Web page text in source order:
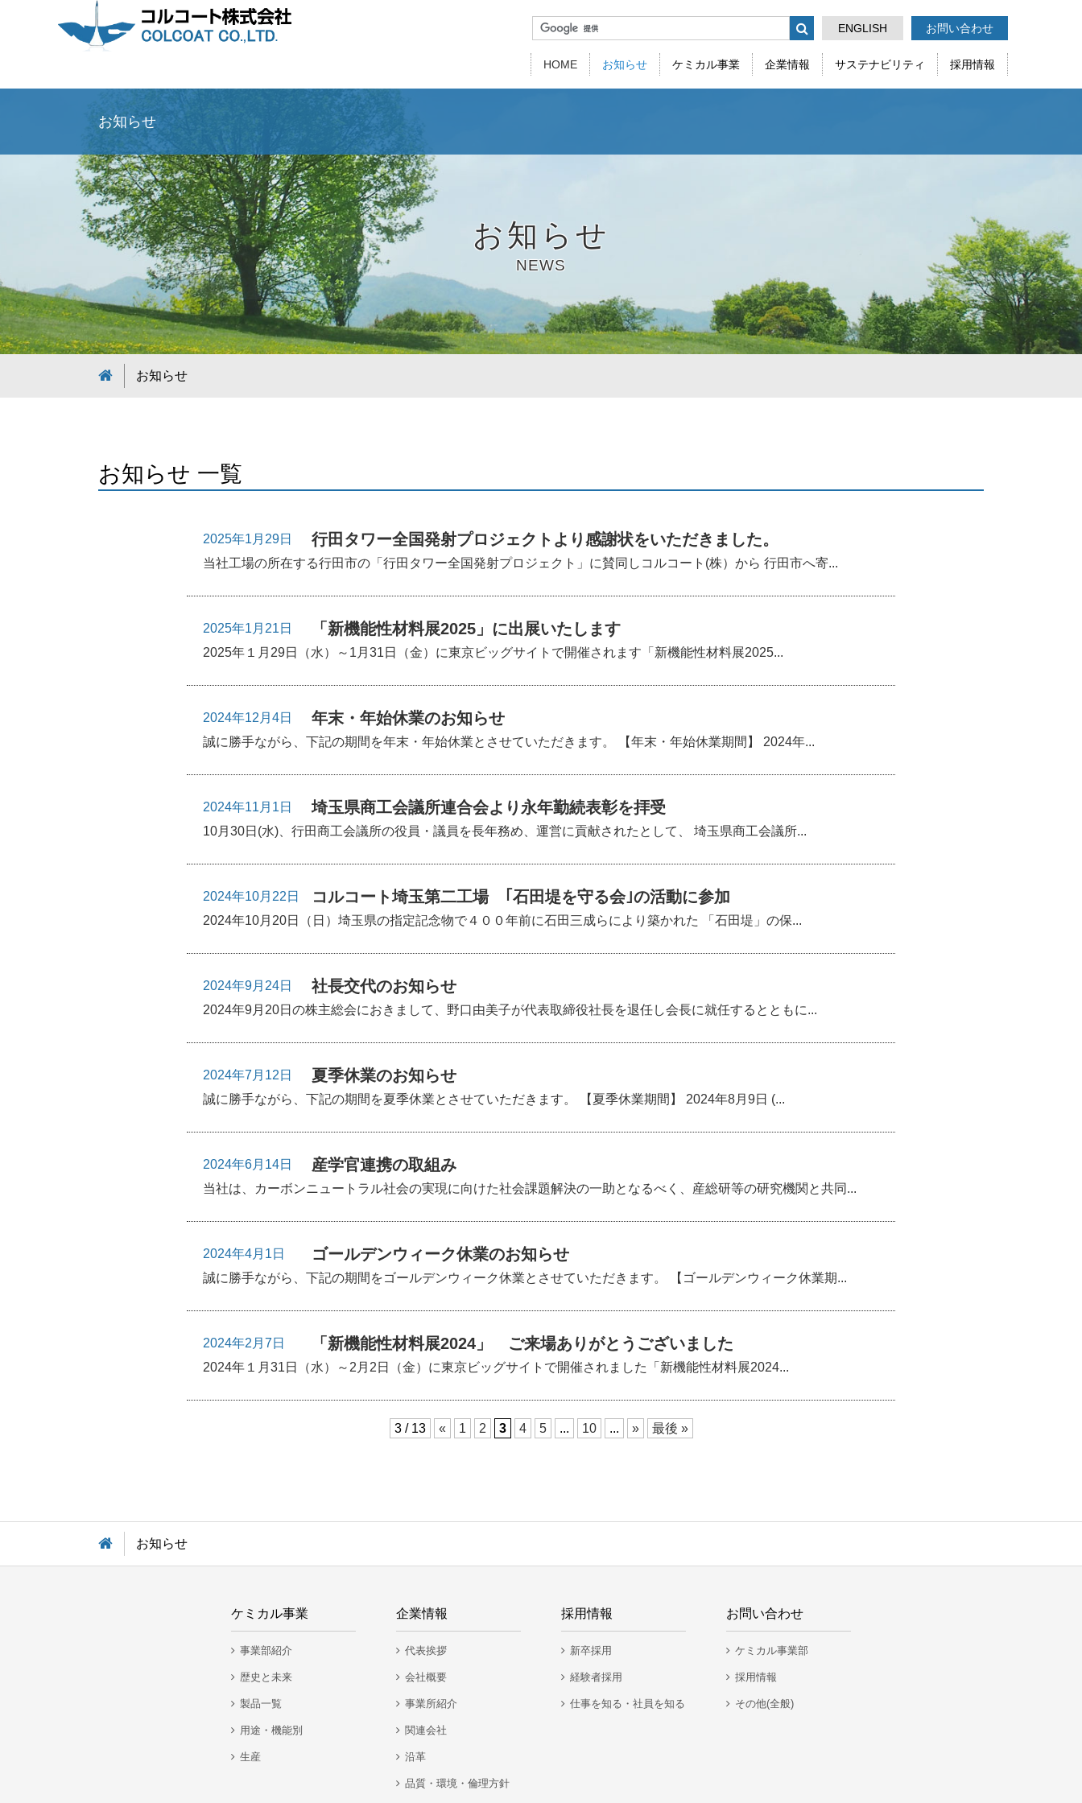
ENGLISH お問い合わせ
ケミカル事業部
HOME お知らせ ケミカル事業
ケミカル事業
Chemical
事業部紹介
企業情報
企業情報
Company
代表挨拶
品質方針・環境
サステナビリティ 採用情報
採用情報
Recruit
新卒採用
お知らせ
お知らせ
NEWS
お知らせ
お知らせ 一覧
2025年1月29日 行田タワー全国発射プロジェクトより感謝状をいただきました。
当社工場の所在する行田市の「行田タワー全国発射プロジェクト」に賛同しコルコート(株）から 行田市へ寄...
2025年1月21日 「新機能性材料展2025」に出展いたします
2025年１月29日（水）～1月31日（金）に東京ビッグサイトで開催されます「新機能性材料展2025...
2024年12月4日 年末・年始休業のお知らせ
誠に勝手ながら、下記の期間を年末・年始休業とさせていただきます。 【年末・年始休業期間】 2024年...
2024年11月1日 埼玉県商工会議所連合会より永年勤続表彰を拝受
10月30日(水)、行田商工会議所の役員・議員を長年務め、運営に貢献されたとして、 埼玉県商工会議所...
2024年10月22日 コルコート埼玉第二工場 ｢石田堤を守る会｣の活動に参加
2024年10月20日（日）埼玉県の指定記念物で４００年前に石田三成らにより築かれた 「石田堤」の保...
2024年9月24日 社長交代のお知らせ
2024年9月20日の株主総会におきまして、野口由美子が代表取締役社長を退任し会長に就任するとともに...
2024年7月12日 夏季休業のお知らせ
誠に勝手ながら、下記の期間を夏季休業とさせていただきます。 【夏季休業期間】 2024年8月9日 (...
2024年6月14日 産学官連携の取組み
当社は、カーボンニュートラル社会の実現に向けた社会課題解決の一助となるべく、産総研等の研究機関と共同...
2024年4月1日 ゴールデンウィーク休業のお知らせ
誠に勝手ながら、下記の期間をゴールデンウィーク休業とさせていただきます。 【ゴールデンウィーク休業期...
2024年2月7日 「新機能性材料展2024」 ご来場ありがとうございました
2024年１月31日（水）～2月2日（金）に東京ビッグサイトで開催されました「新機能性材料展2024...
3 / 13 « 1 2 3 4 5 ... 10 ... » 最後 »
お知らせ
ケミカル事業
事業部紹介
歴史と未来
製品一覧
用途・機能別
生産
企業情報
代表挨拶
会社概要
事業所紹介
関連会社
沿革
品質・環境・倫理方針
採用情報
新卒採用
経験者採用
仕事を知る・社員を知る
お問い合わせ
ケミカル事業部
採用情報
その他(全般)